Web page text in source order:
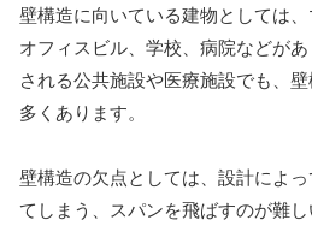
壁構造に向いている建物としては、
オフィスビル、学校、病院などが
される公共施設や医療施設でも、
多くあります。
壁構造の欠点としては、設計によ
てしまう、スパンを飛ばすのが難